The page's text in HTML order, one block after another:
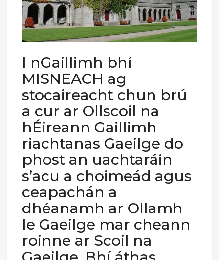
I nGaillimh bhí
MISNEACH ag
stocaireacht chun brú
a cur ar Ollscoil na
hÉireann Gaillimh
riachtanas Gaeilge do
phost an uachtaráin
s’acu a choimeád agus
ceapachán a
dhéanamh ar Ollamh
le Gaeilge mar cheann
roinne ar Scoil na